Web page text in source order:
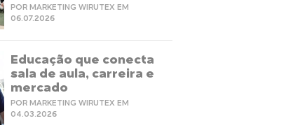
POR MARKETING WIRUTEX EM
06.07.2026
Educação que conecta
sala de aula, carreira e
mercado
POR MARKETING WIRUTEX EM
04.03.2026